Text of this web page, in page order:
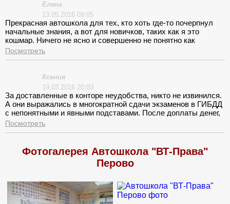
а к чему привела моя зубрежка, это понятно сразу, как
только ответила – сразу забыла. Нервничала на занятиях
ужасно! К концу месяца таких «экстремальных» занятий я
уже ничего не хотела. Хорошо, что инструктор человечней
оказался, а то бы точно бросила учиться!
Елена
13.05.2016 09:05
Прекрасная автошкола для тех, кто хоть где-то почерпнул
начальные знания, а вот для новичков, таких как я это
кошмар. Ничего не ясно и совершенно не понятно как
начинать водить с такими знаниями. Вождение прошло
нормально.
Посмотреть
Ксения
19.03.2016 20:03
За доставленные в конторе неудобства, никто не извинился.
А они выражались в многократной сдачи экзаменов в ГИБДД
с непонятными и явными подставами. После доплаты денег,
после 3 раза пересдачи всё пошло, как по маслу. Но сроки
обучения заняли уйму времени и нервов.
Посмотреть
Фотогалерея Автошкола "ВТ-Права"
Перово